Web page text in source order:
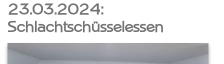
23.03.2024:
Schlachtschüsselessen